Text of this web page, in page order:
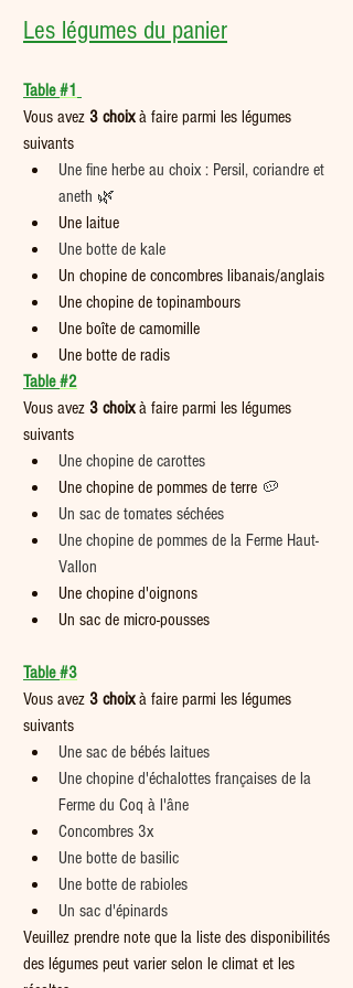
Les légumes du panier
Table #1
Vous avez 3 choix à faire parmi les légumes
suivants
Une fine herbe au choix : Persil, coriandre et
aneth 🌿
Une laitue
Une botte de kale
Un chopine de concombres libanais/anglais
Une chopine de topinambours
Une boîte de camomille
Une botte de radis
Table #2
Vous avez 3 choix à faire parmi les légumes
suivants
Une chopine de carottes
Une chopine de pommes de terre 🥔
Un sac de tomates séchées
Une chopine de pommes de la Ferme Haut-
Vallon
Une chopine d'oignons
Un sac de micro-pousses
Table #3
Vous avez 3 choix à faire parmi les légumes
suivants
Une sac de bébés laitues
Une chopine d'échalottes françaises de la
Ferme du Coq à l'âne
Concombres 3x
Une botte de basilic
Une botte de rabioles
Un sac d'épinards
Veuillez prendre note que la liste des disponibilités
des légumes peut varier selon le climat et les